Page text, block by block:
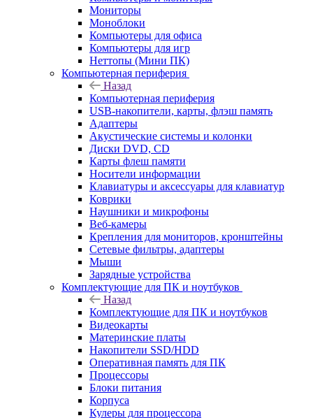
Мониторы
Моноблоки
Компьютеры для офиса
Компьютеры для игр
Неттопы (Мини ПК)
Компьютерная периферия
Назад
Компьютерная периферия
USB-накопители, карты, флэш память
Адаптеры
Акустические системы и колонки
Диски DVD, CD
Карты флеш памяти
Носители информации
Клавиатуры и аксессуары для клавиатур
Коврики
Наушники и микрофоны
Веб-камеры
Крепления для мониторов, кронштейны
Сетевые фильтры, адаптеры
Мыши
Зарядные устройства
Комплектующие для ПК и ноутбуков
Назад
Комплектующие для ПК и ноутбуков
Видеокарты
Материнские платы
Накопители SSD/HDD
Оперативная память для ПК
Процессоры
Блоки питания
Корпуса
Кулеры для процессора